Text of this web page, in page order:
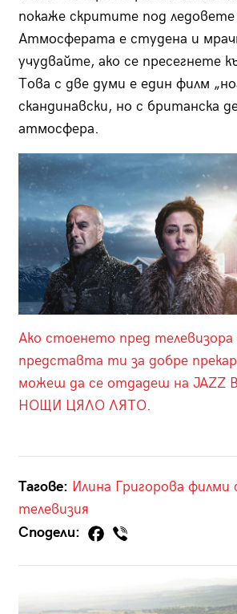
покаже скритите под
Атмосферата е студена и
учудвайте, ако се пресегнете
Това с две думи е един филм
скандинавски, но с британска
атмосфера.
Ако стоенето пред телевизора
представта ти за добре
можеш да се отдадеш на JAZZ
НОЩИ ЦЯЛО ЛЯТО.
Тагове: Илина Григорова филми
телевизия
Сподели: